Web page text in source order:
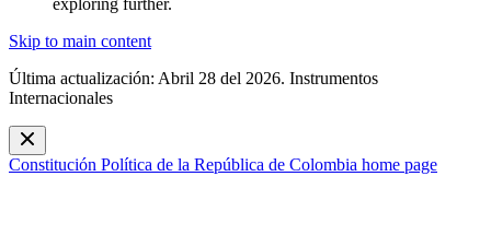
Skip to main content
Última actualización: Abril 28 del 2026. Instrumentos
Internacionales
Constitución Política de la República de Colombia home page